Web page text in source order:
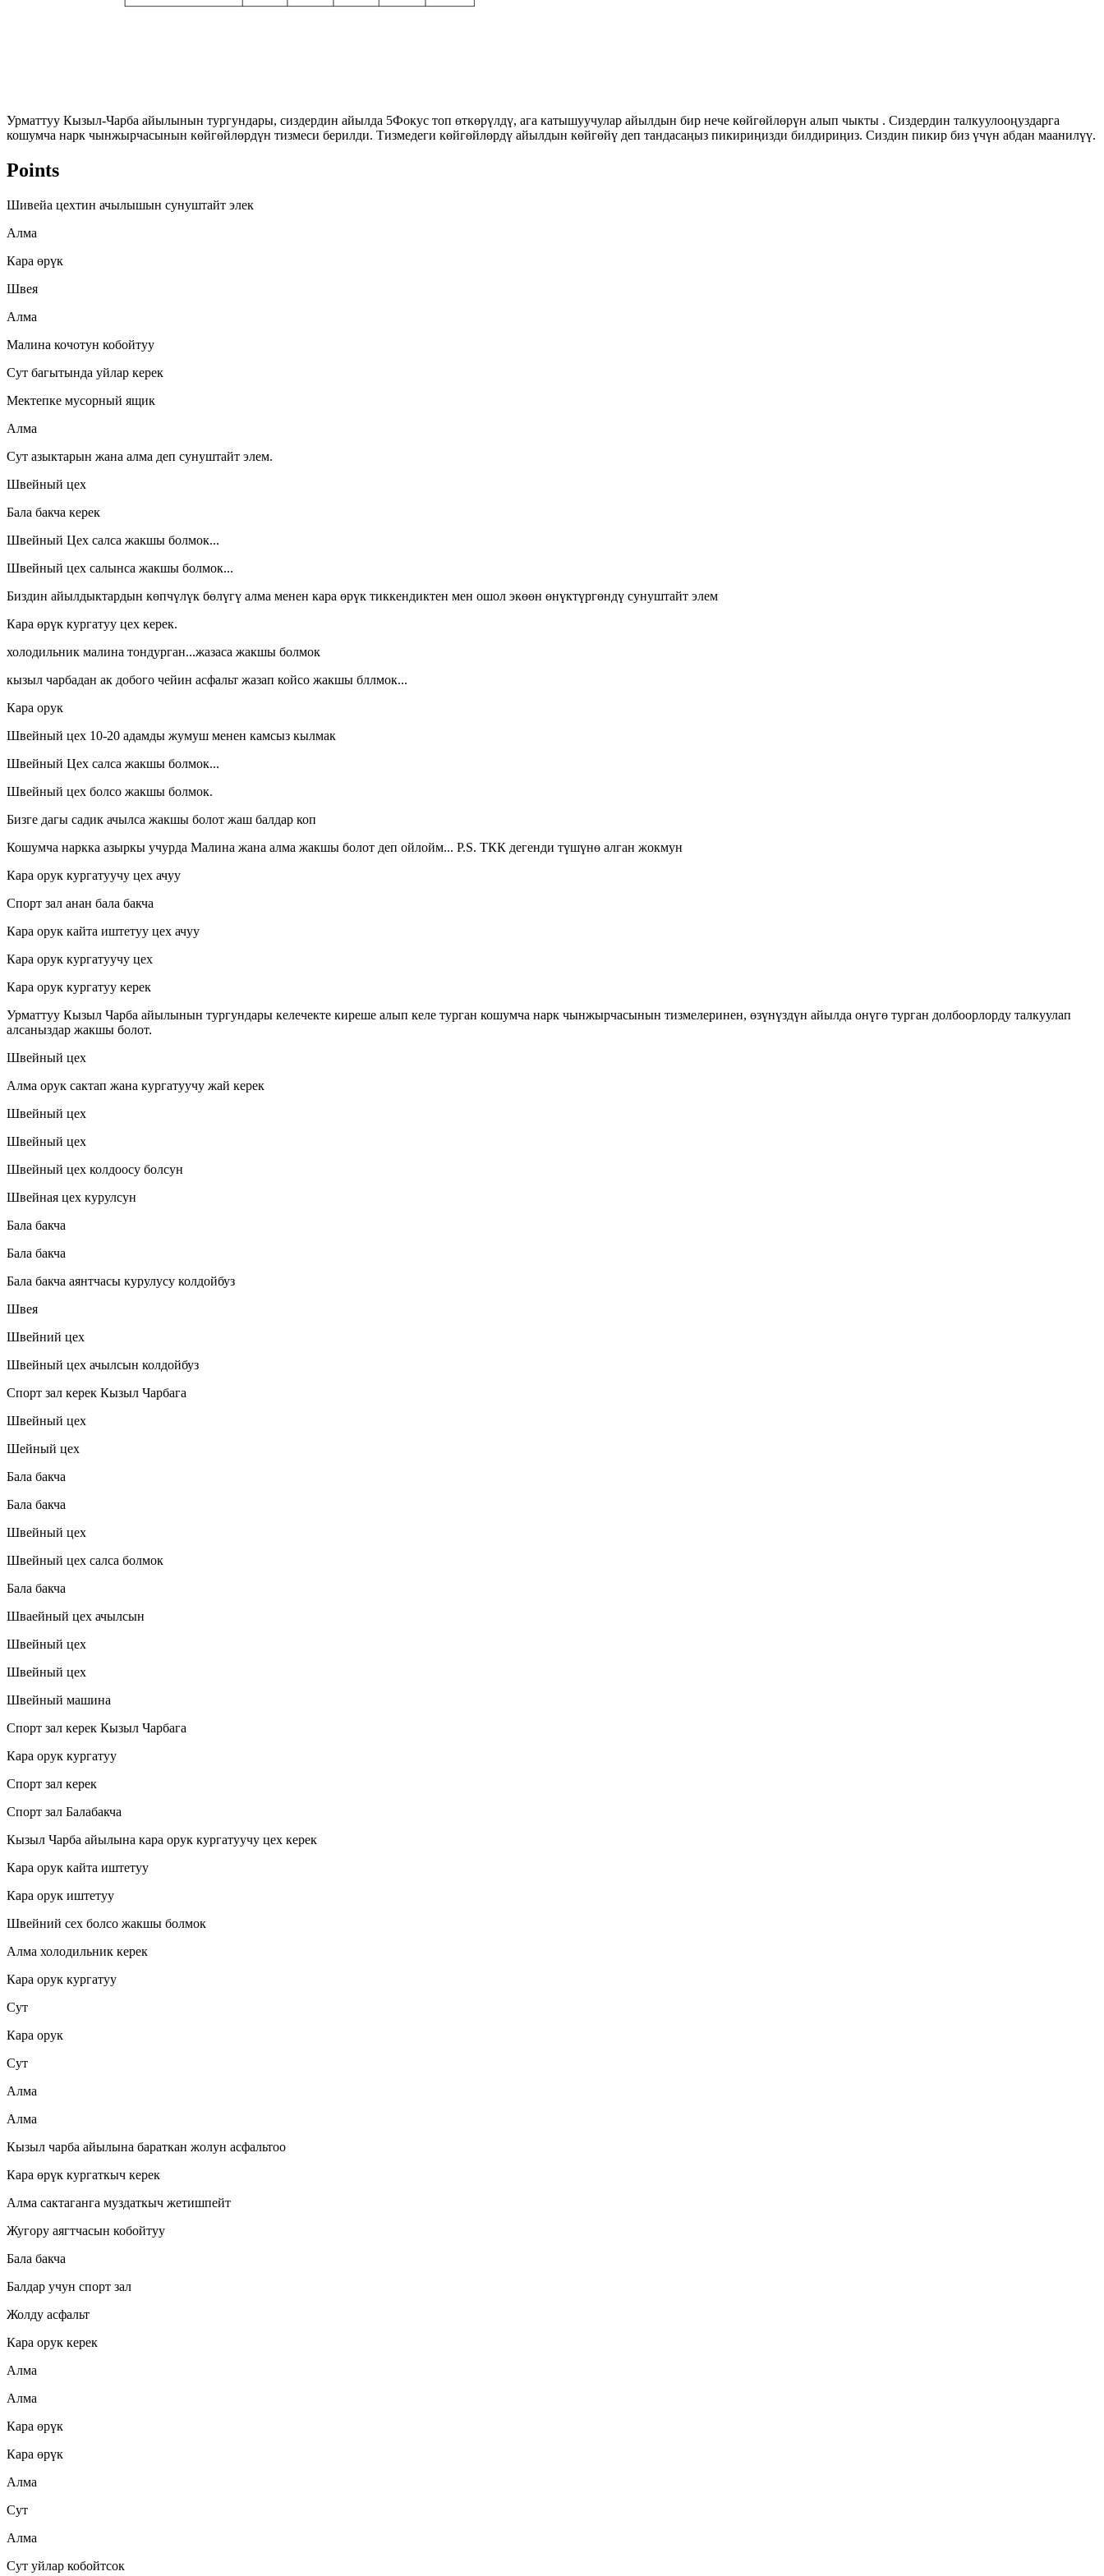
Урматтуу Кызыл-Чарба айылынын тургундары, сиздердин айылда 5Фокус топ өткөрүлдү, ага катышуучулар айылдын бир нече көйгөйлөрүн алып чыкты . Сиздердин талкуулооңуздарга
кошумча нарк чынжырчасынын көйгөйлөрдүн тизмеси берилди. Тизмедеги көйгөйлөрдү айылдын көйгөйү деп тандасаңыз пикириңизди билдириңиз. Сиздин пикир биз үчүн абдан маанилүү.
Points
Шивейа цехтин ачылышын сунуштайт элек
Алма
Кара өрүк
Швея
Алма
Малина кочотун кобойтуу
Сут багытында уйлар керек
Мектепке мусорный ящик
Алма
Сут азыктарын жана алма деп сунуштайт элем.
Швейный цех
Бала бакча керек
Швейный Цех салса жакшы болмок...
Швейный цех салынса жакшы болмок...
Биздин айылдыктардын көпчүлүк бөлүгү алма менен кара өрүк тиккендиктен мен ошол экөөн өнүктүргөндү сунуштайт элем
Кара өрүк кургатуу цех керек.
холодильник малина тондурган...жазаса жакшы болмок
кызыл чарбадан ак добого чейин асфальт жазап койсо жакшы бллмок...
Кара орук
Швейный цех 10-20 адамды жумуш менен камсыз кылмак
Швейный Цех салса жакшы болмок...
Швейный цех болсо жакшы болмок.
Бизге дагы садик ачылса жакшы болот жаш балдар коп
Кошумча наркка азыркы учурда Малина жана алма жакшы болот деп ойлойм... P.S. ТКК дегенди түшүнө алган жокмун
Кара орук кургатуучу цех ачуу
Спорт зал анан бала бакча
Кара орук кайта иштетуу цех ачуу
Кара орук кургатуучу цех
Кара орук кургатуу керек
Урматтуу Кызыл Чарба айылынын тургундары келечекте киреше алып келе турган кошумча нарк чынжырчасынын тизмелеринен, өзүнүздүн айылда онүгө турган долбоорлорду талкуулап
алсаныздар жакшы болот.
Швейный цех
Алма орук сактап жана кургатуучу жай керек
Швейный цех
Швейный цех
Швейный цех колдоосу болсун
Швейная цех курулсун
Бала бакча
Бала бакча
Бала бакча аянтчасы курулусу колдойбуз
Швея
Швейний цех
Швейный цех ачылсын колдойбуз
Спорт зал керек Кызыл Чарбага
Швейный цех
Шейный цех
Бала бакча
Бала бакча
Швейный цех
Швейный цех салса болмок
Бала бакча
Шваейный цех ачылсын
Швейный цех
Швейный цех
Швейный машина
Спорт зал керек Кызыл Чарбага
Кара орук кургатуу
Спорт зал керек
Спорт зал Балабакча
Кызыл Чарба айылына кара орук кургатуучу цех керек
Кара орук кайта иштетуу
Кара орук иштетуу
Швейний сех болсо жакшы болмок
Алма холодильник керек
Кара орук кургатуу
Сут
Кара орук
Сут
Алма
Алма
Кызыл чарба айылына бараткан жолун асфальтоо
Кара өрүк кургаткыч керек
Алма сактаганга муздаткыч жетишпейт
Жугору аягтчасын кобойтуу
Бала бакча
Балдар учун спорт зал
Жолду асфальт
Кара орук керек
Алма
Алма
Кара өрүк
Кара өрүк
Алма
Сут
Алма
Сут уйлар кобойтсок